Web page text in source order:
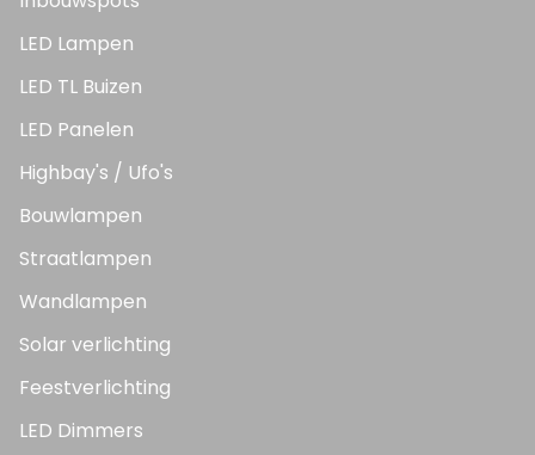
LED Lampen
LED TL Buizen
LED Panelen
Highbay's / Ufo's
Bouwlampen
Straatlampen
Wandlampen
Solar verlichting
Feestverlichting
LED Dimmers